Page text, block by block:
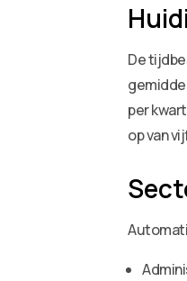
De
per
op van